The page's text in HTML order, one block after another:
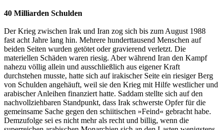
40 Milliarden Schulden
Der Krieg zwischen Irak und Iran zog sich bis zum August 1988
fast acht Jahre lang hin. Mehrere hunderttausend Menschen auf
beiden Seiten wurden getötet oder gravierend verletzt. Die
materiellen Schäden waren riesig. Aber während Iran den Kampf
nahezu völlig allein und ausschließlich aus eigener Kraft
durchstehen musste, hatte sich auf irakischer Seite ein riesiger Berg
von Schulden angehäuft, weil sie den Krieg mit Hilfe westlicher und
arabischer Anleihen finanziert hatte. Saddam stellte sich auf den
nachvollziehbaren Standpunkt, dass Irak schwerste Opfer für die
gemeinsame Sache gegen den schiitischen »Feind« gebracht habe.
Demzufolge sei es nicht mehr als recht und billig, wenn die